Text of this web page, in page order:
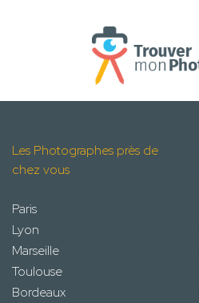
Les Photographes près de
chez vous
Paris
Lyon
Marseille
Toulouse
Bordeaux